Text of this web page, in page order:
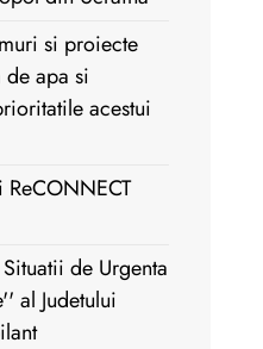
si proiecte
de apa si
acestui
ReCONNECT
de Urgenta
al Judetului